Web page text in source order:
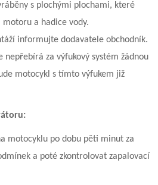
s plochými plochami, které
a hadice vody.
informujte dodavatele obchodník.
nepřebírá za výfukový systém žádnou
motocykl s tímto výfukem již
motocyklu po dobu pěti minut za
a poté zkontrolovat zapalovací